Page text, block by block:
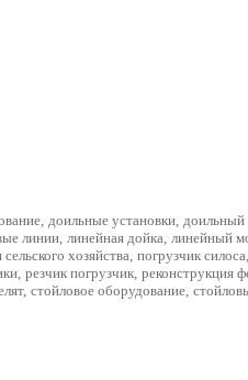
, доильные установки, доильный
линии, линейная дойка, линейный
хозяйства, погрузчик силоса,
, резчик погрузчик, реконструкция
, стойловое оборудование,